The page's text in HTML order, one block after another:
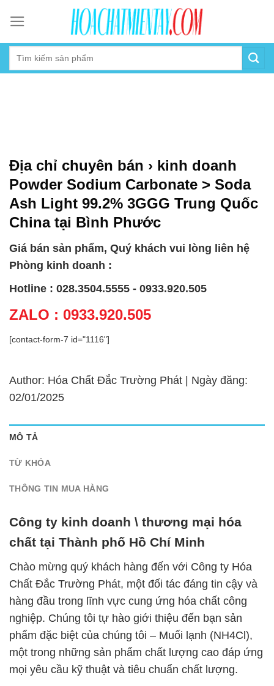
content
Địa chỉ chuyên bán › kinh doanh
Powder Sodium Carbonate > Soda
Ash Light 99.2% 3GGG Trung Quốc
China tại Bình Phước
Giá bán sản phẩm, Quý khách vui lòng liên hệ
Phòng kinh doanh :
Hotline : 028.3504.5555 - 0933.920.505
ZALO : 0933.920.505
[contact-form-7 id="1116"]
Author: Hóa Chất Đắc Trường Phát | Ngày đăng:
02/01/2025
MÔ TẢ
TỪ KHÓA
THÔNG TIN MUA HÀNG
Công ty kinh doanh \ thương mại hóa
chất tại Thành phố Hồ Chí Minh
Chào mừng quý khách hàng đến với Công ty Hóa
Chất Đắc Trường Phát, một đối tác đáng tin cậy và
hàng đầu trong lĩnh vực cung ứng hóa chất công
nghiệp. Chúng tôi tự hào giới thiệu đến bạn sản
phẩm đặc biệt của chúng tôi – Muối lạnh (NH4Cl),
một trong những sản phẩm chất lượng cao đáp ứng
mọi yêu cầu kỹ thuật và tiêu chuẩn chất lượng.